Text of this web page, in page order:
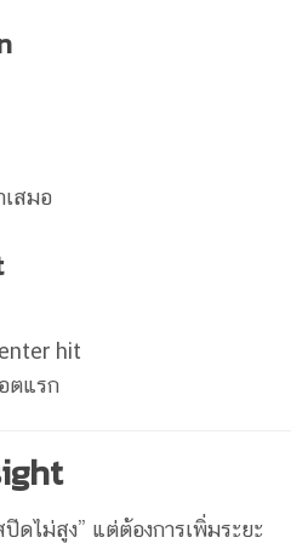
สมอ
hit
ตแรก
ดไม่สูง” แต่ต้องการเพิ่มระยะ